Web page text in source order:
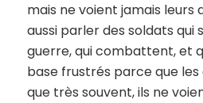
mais ne voient jamais leurs
aussi parler des soldats qui
guerre, qui combattent, et
base frustrés parce que
que très souvent, ils ne